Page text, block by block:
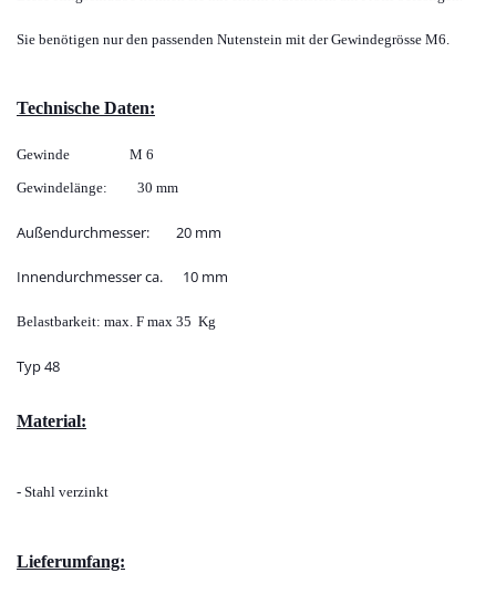
Sie benötigen nur den passenden Nutenstein mit der Gewindegrösse M6.
Technische Daten:
Gewinde M 6
Gewindelänge: 30 mm
Außendurchmesser: 20 mm
Innendurchmesser ca. 10 mm
Belastbarkeit: max. F max 35 Kg
Typ 48
Material:
- Stahl verzinkt
Lieferumfang: